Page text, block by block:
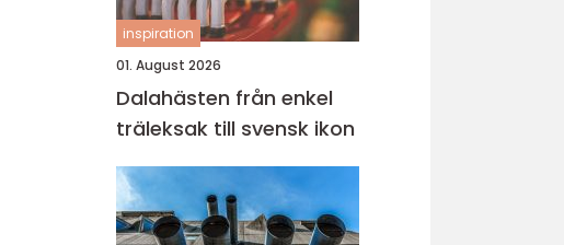
inspiration
01. August 2026
Dalahästen från enkel
träleksak till svensk ikon